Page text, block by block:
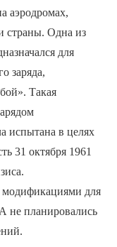
аэродромах,
страны. Одна из
для
заряда,
Такая
испытана в целях
31 октября 1961
для
не планировались